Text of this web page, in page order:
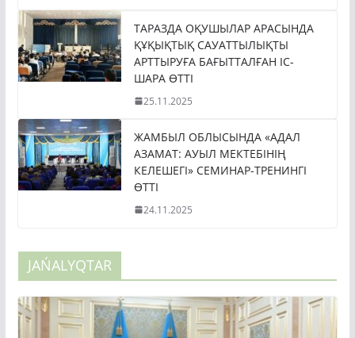
ТАРАЗДА ОҚУШЫЛАР АРАСЫНДА
ҚҰҚЫҚТЫҚ САУАТТЫЛЫҚТЫ
АРТТЫРУҒА БАҒЫТТАЛҒАН ІС-
ШАРА ӨТТІ
25.11.2025
ЖАМБЫЛ ОБЛЫСЫНДА «АДАЛ
АЗАМАТ: АУЫЛ МЕКТЕБІНІҢ
КЕЛЕШЕГІ» СЕМИНАР-ТРЕНИНГІ
ӨТТІ
24.11.2025
JAŃALYQTAR